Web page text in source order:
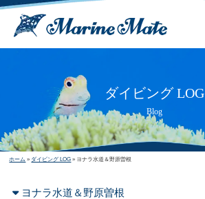
ダイビング LOG
Blog
ホーム » ダイビング LOG » ヨナラ水道＆野原曽根
ヨナラ水道＆野原曽根